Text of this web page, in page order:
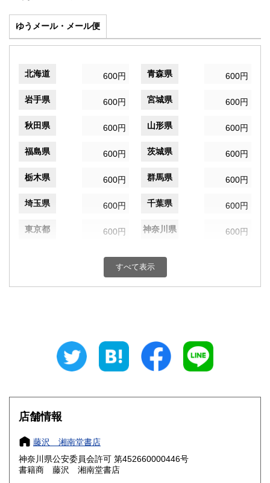
ゆうメール・メール便
北海道 600円 青森県 600円
岩手県 600円 宮城県 600円
秋田県 600円 山形県 600円
福島県 600円 茨城県 600円
栃木県 600円 群馬県 600円
埼玉県 600円 千葉県 600円
東京都 600円 神奈川県 600円
600円 富山県
600円 三重県
大阪府
奈良県
鳥取県 600円 島根県
すべて表示
店舗情報
藤沢 湘南堂書店
神奈川県公安委員会許可 第452660000446号
書籍商 藤沢 湘南堂書店